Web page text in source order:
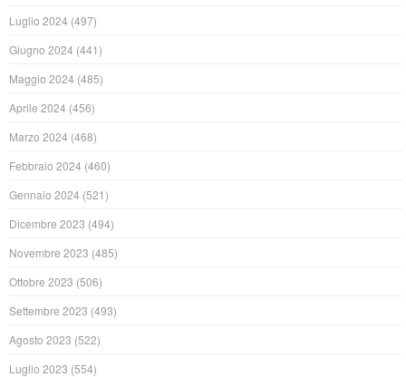
Luglio 2024 (497)
Giugno 2024 (441)
Maggio 2024 (485)
Aprile 2024 (456)
Marzo 2024 (468)
Febbraio 2024 (460)
Gennaio 2024 (521)
Dicembre 2023 (494)
Novembre 2023 (485)
Ottobre 2023 (506)
Settembre 2023 (493)
Agosto 2023 (522)
Luglio 2023 (554)